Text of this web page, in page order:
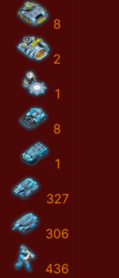
8
2
1
8
1
327
306
436